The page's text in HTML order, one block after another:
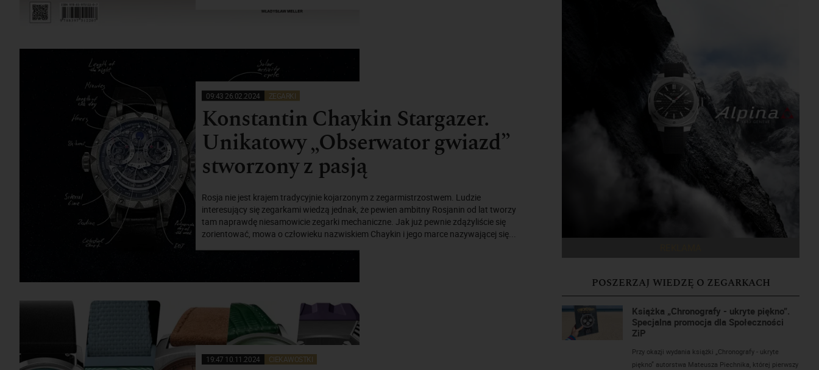
09:43 26.02.2024 ZEGARKI
Konstantin Chaykin Stargazer.
Unikatowy „Obserwator gwiazd”
stworzony z pasją
Rosja nie jest krajem tradycyjnie kojarzonym z zegarmistrzostwem. Ludzie
interesujący się zegarkami wiedzą jednak, że pewien ambitny Rosjanin od lat tworzy
tam naprawdę niesamowicie zegarki mechaniczne. Jak już pewnie zdążyliście się
zorientować, mowa o człowieku nazwiskiem Chaykin i jego marce nazywającej się...
19:47 10.11.2024 CIEKAWOSTKI
POSZERZAJ WIEDZĘ O ZEGARKACH
Książka „Chronografy - ukryte piękno”.
Specjalna promocja dla Społeczności
ZiP
Przy okazji wydania książki „Chronografy - ukryte
piękno” autorstwa Mateusza Piechnika, której pierwszy